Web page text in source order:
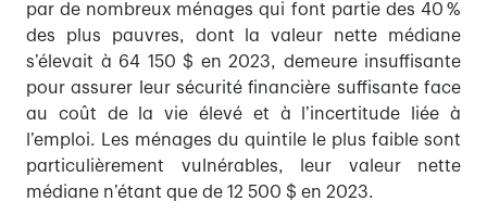
par de nombreux ménages qui font partie des 40 %
des plus pauvres, dont la valeur nette médiane
s’élevait à 64 150 $ en 2023, demeure insuffisante
pour assurer leur sécurité financière suffisante face
au coût de la vie élevé et à l’incertitude liée à
l’emploi. Les ménages du quintile le plus faible sont
particulièrement vulnérables, leur valeur nette
médiane n’étant que de 12 500 $ en 2023.